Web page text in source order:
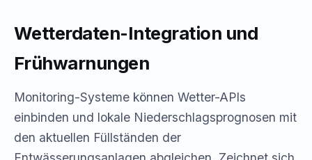
Wetterdaten-Integration und
Frühwarnungen
Monitoring-Systeme können Wetter-APIs
einbinden und lokale Niederschlagsprognosen mit
den aktuellen Füllständen der